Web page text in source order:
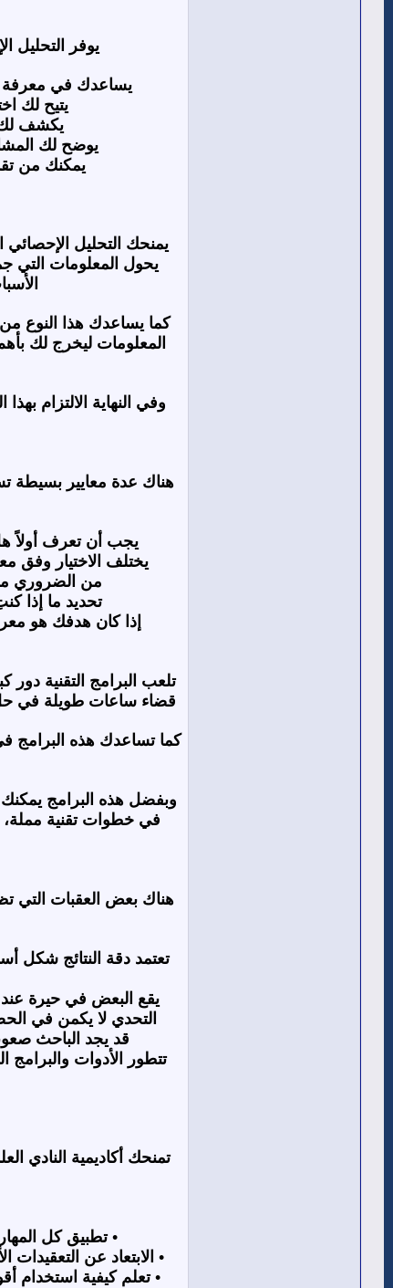
يوفر
يساعدك في معرفة
يتيح لك
يكشف لك
يوضح لك
يمكنك من
يمنحك التحليل الإحصائي
يحول المعلومات التي
كما يساعدك هذا النوع
المعلومات ليخرج لك
وفي النهاية الالتزام
هناك عدة معايير بسيطة
يجب أن تعرف أولاً
يختلف الاختيار وفق
من الضروري
تحديد ما إذا
إذا كان هدفك هو
تلعب البرامج التقنية
قضاء ساعات طويلة في حل
كما تساعدك هذه البرامج
وبفضل هذه البرامج
في خطوات تقنية
هناك بعض العقبات التي
تعتمد دقة النتائج شكل
يقع البعض في حيرة عند
التحدي لا يكمن في
قد يجد الباحث
تتطور الأدوات
تمنحك أكاديمية النادي
• تطبيق كل
• الابتعاد عن
• تعلم كيفية استخدام